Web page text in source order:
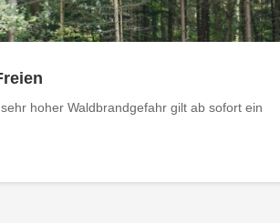
hoher Waldbrandgefahr gilt ab sofort ein